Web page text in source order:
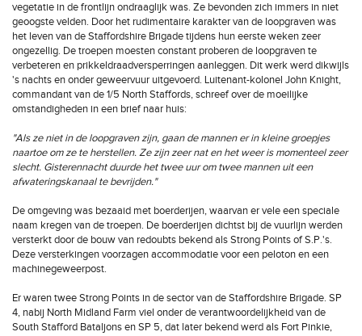
vegetatie in de frontlijn ondraaglijk was. Ze bevonden zich immers in niet
geoogste velden. Door het rudimentaire karakter van de loopgraven was
het leven van de Staffordshire Brigade tijdens hun eerste weken zeer
ongezellig. De troepen moesten constant proberen de loopgraven te
verbeteren en prikkeldraadversperringen aanleggen. Dit werk werd dikwijls
's nachts en onder geweervuur uitgevoerd. Luitenant-kolonel John Knight,
commandant van de 1/5 North Staffords, schreef over de moeilijke
omstandigheden in een brief naar huis:
"Als ze niet in de loopgraven zijn, gaan de mannen er in kleine groepjes
naartoe om ze te herstellen. Ze zijn zeer nat en het weer is momenteel zeer
slecht. Gisterennacht duurde het twee uur om twee mannen uit een
afwateringskanaal te bevrijden."
De omgeving was bezaaid met boerderijen, waarvan er vele een speciale
naam kregen van de troepen. De boerderijen dichtst bij de vuurlijn werden
versterkt door de bouw van redoubts bekend als Strong Points of S.P.'s.
Deze versterkingen voorzagen accommodatie voor een peloton en een
machinegeweerpost.
Er waren twee Strong Points in de sector van de Staffordshire Brigade. SP
4, nabij North Midland Farm viel onder de verantwoordelijkheid van de
South Stafford Bataljons en SP 5, dat later bekend werd als Fort Pinkie,